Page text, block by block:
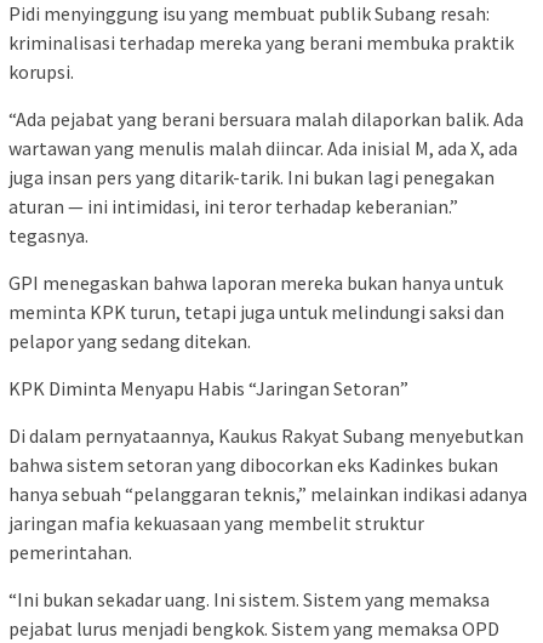
Pidi menyinggung isu yang membuat publik Subang resah:
kriminalisasi terhadap mereka yang berani membuka praktik
korupsi.
“Ada pejabat yang berani bersuara malah dilaporkan balik. Ada
wartawan yang menulis malah diincar. Ada inisial M, ada X, ada
juga insan pers yang ditarik-tarik. Ini bukan lagi penegakan
aturan — ini intimidasi, ini teror terhadap keberanian.”
tegasnya.
GPI menegaskan bahwa laporan mereka bukan hanya untuk
meminta KPK turun, tetapi juga untuk melindungi saksi dan
pelapor yang sedang ditekan.
KPK Diminta Menyapu Habis “Jaringan Setoran”
Di dalam pernyataannya, Kaukus Rakyat Subang menyebutkan
bahwa sistem setoran yang dibocorkan eks Kadinkes bukan
hanya sebuah “pelanggaran teknis,” melainkan indikasi adanya
jaringan mafia kekuasaan yang membelit struktur
pemerintahan.
“Ini bukan sekadar uang. Ini sistem. Sistem yang memaksa
pejabat lurus menjadi bengkok. Sistem yang memaksa OPD